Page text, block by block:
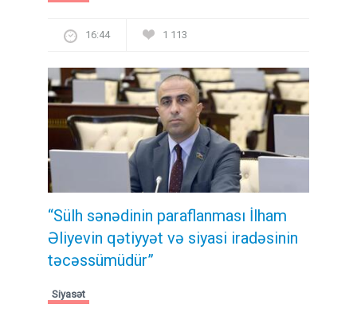
16:44 1 113
“Sülh sənədinin paraflanması İlham
Əliyevin qətiyyət və siyasi iradəsinin
təcəssümüdür”
Siyasət